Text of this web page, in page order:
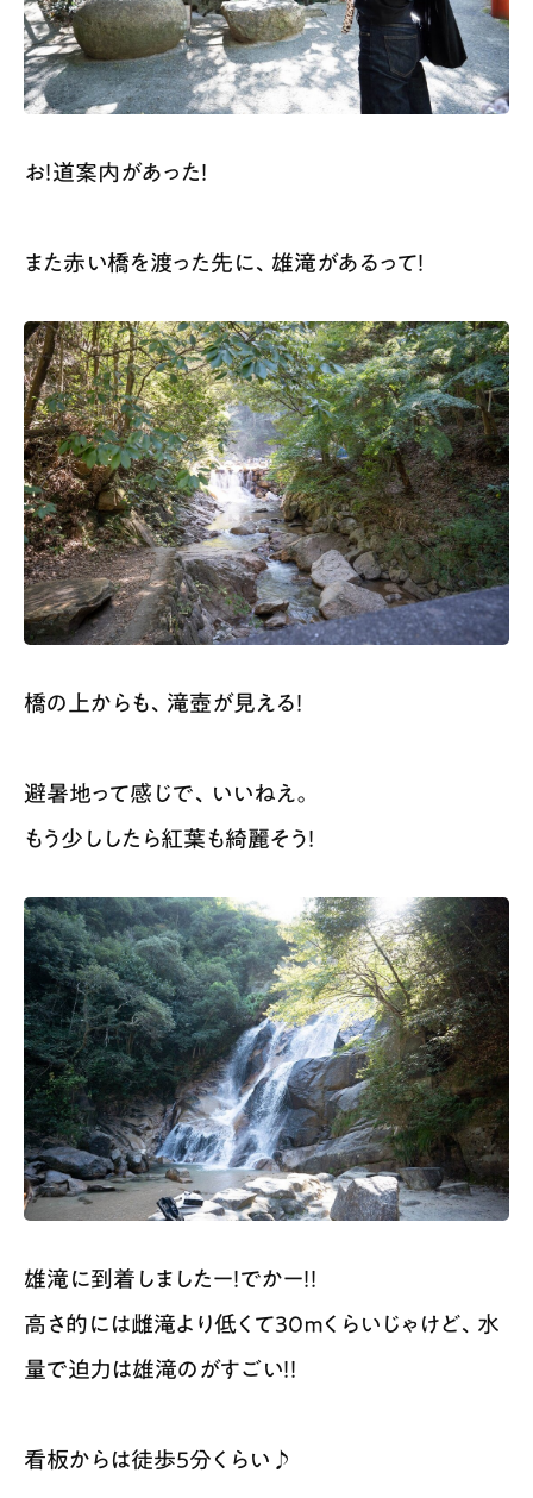
お！道案内があった！
また赤い橋を渡った先に、雄滝があるって！
橋の上からも、滝壺が見える！
避暑地って感じで、いいねえ。
もう少ししたら紅葉も綺麗そう！
雄滝に到着しましたー！でかー！！
高さ的には雌滝より低くて30ｍくらいじゃけど、水
量で迫力は雄滝のがすごい！！
看板からは徒歩5分くらい♪